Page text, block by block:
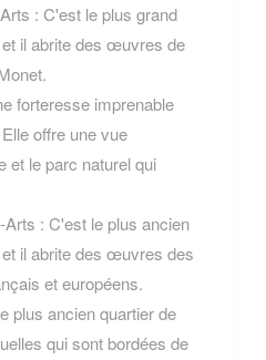
: C'est le plus grand
il abrite des œuvres de
forteresse imprenable
offre une vue
et le parc naturel qui
: C'est le plus ancien
il abrite des œuvres des
et européens.
plus ancien quartier de
qui sont bordées de